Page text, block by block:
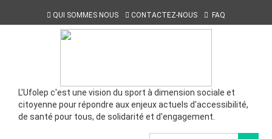
QUI SOMMES NOUS CONTACTEZ-NOUS FAQ
L'Ufolep c'est une vision du sport à dimension sociale et
citoyenne pour répondre aux enjeux actuels d'accessibilité,
de santé pour tous, de solidarité et d'engagement.